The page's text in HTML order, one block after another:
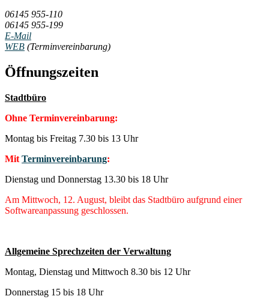
06145 955-110
06145 955-199
E-Mail
WEB (Terminvereinbarung)
Öffnungszeiten
Stadtbüro
Ohne Terminvereinbarung:
Montag bis Freitag 7.30 bis 13 Uhr
Mit Terminvereinbarung:
Dienstag und Donnerstag 13.30 bis 18 Uhr
Am Mittwoch, 12. August, bleibt das Stadtbüro aufgrund einer
Softwareanpassung geschlossen.
Allgemeine Sprechzeiten der Verwaltung
Montag, Dienstag und Mittwoch 8.30 bis 12 Uhr
Donnerstag 15 bis 18 Uhr